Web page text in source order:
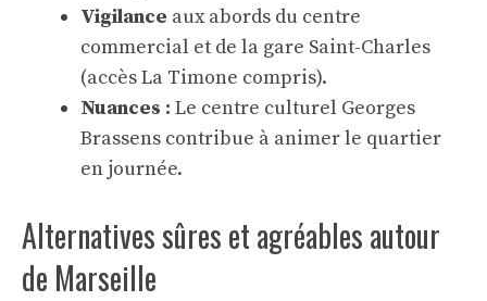
Vigilance aux abords du centre
commercial et de la gare Saint-Charles
(accès La Timone compris).
Nuances : Le centre culturel Georges
Brassens contribue à animer le quartier
en journée.
Alternatives sûres et agréables autour
de Marseille